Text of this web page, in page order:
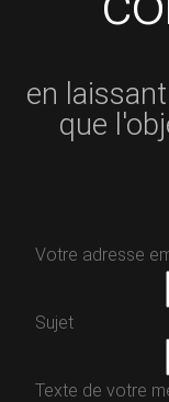
en
que
Votre adresse
Sujet
Texte de votre